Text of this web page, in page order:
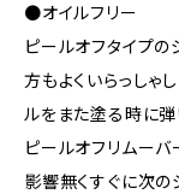
●オイルフリー
ピールオフタイプ
方もよくいらっしゃ
ルをまた塗る時に
ピールオフリムー
影響無くすぐに次の